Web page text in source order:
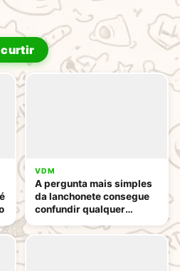
curtir
VDM
A pergunta mais simples
da lanchonete consegue
confundir qualquer